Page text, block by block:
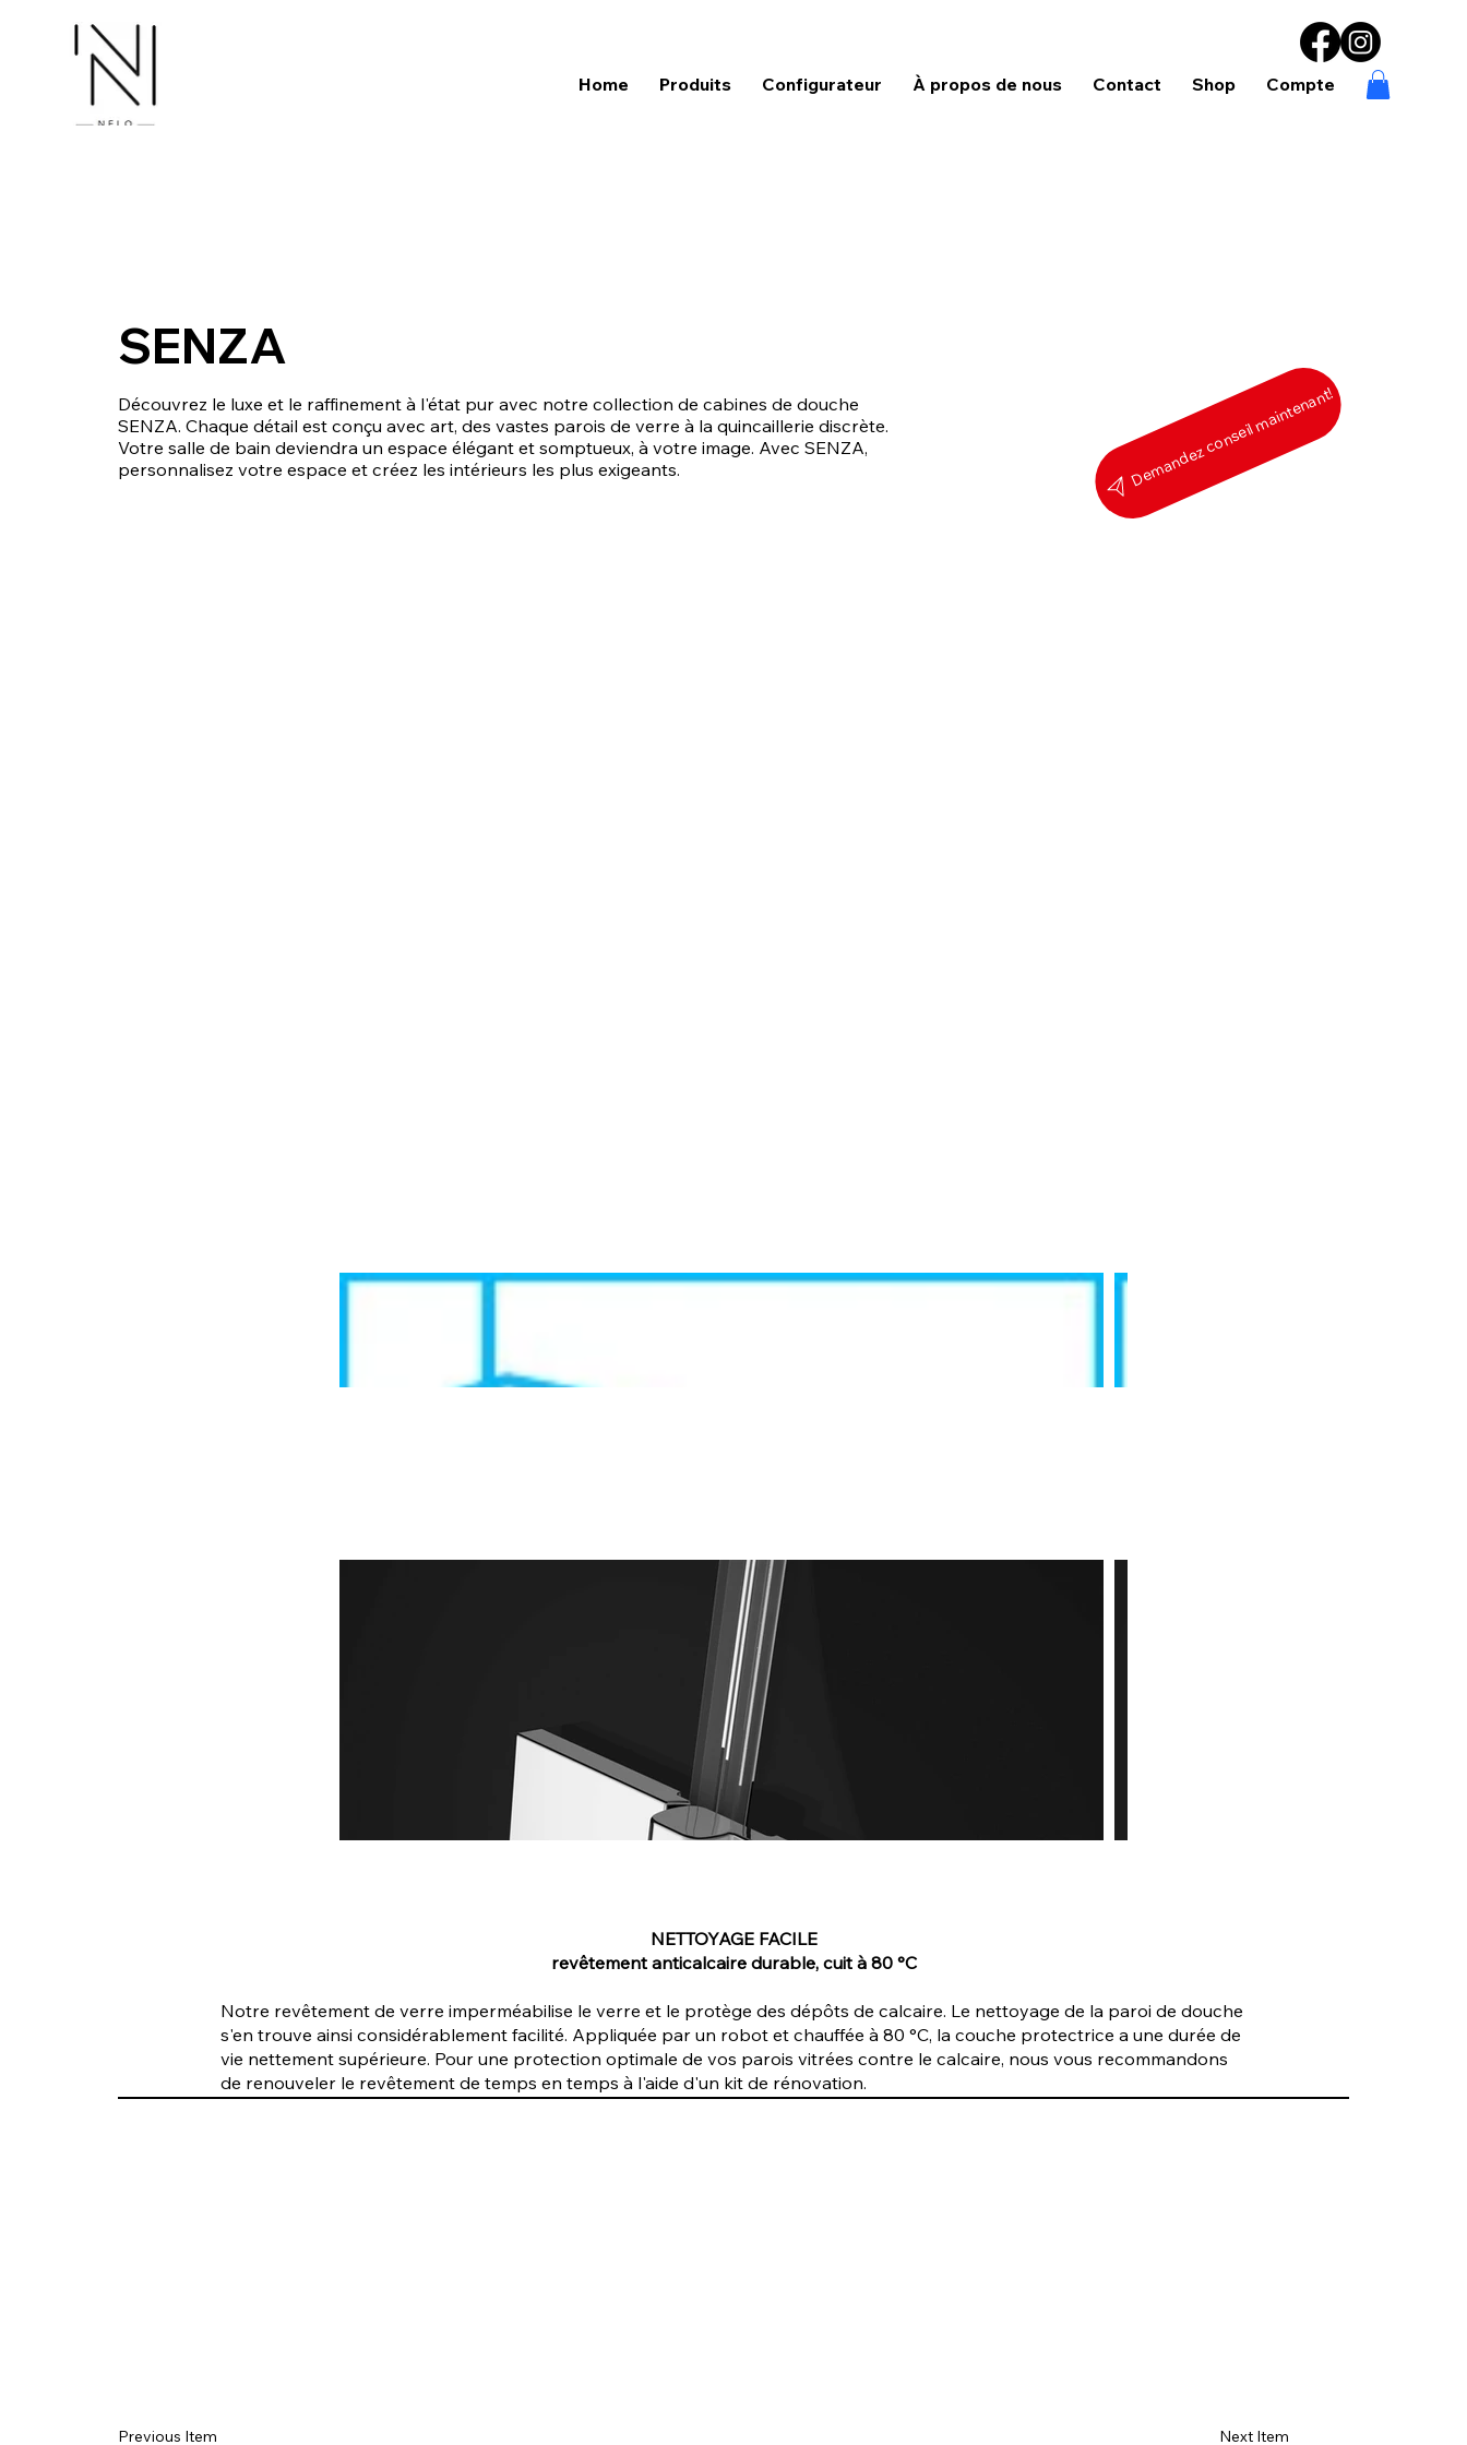
Home Produits Configurateur À propos de nous Contact Shop Compte
SENZA
Découvrez le luxe et le raffinement à l'état pur avec notre collection de cabines de douche
SENZA. Chaque détail est conçu avec art, des vastes parois de verre à la quincaillerie discrète.
Votre salle de bain deviendra un espace élégant et somptueux, à votre image. Avec SENZA,
personnalisez votre espace et créez les intérieurs les plus exigeants.
Demandez conseil maintenant!
Next Item
Previous Item
NETTOYAGE FACILE
revêtement anticalcaire durable, cuit à 80 °C
Notre revêtement de verre imperméabilise le verre et le protège des dépôts de calcaire. Le nettoyage de la paroi de douche
s'en trouve ainsi considérablement facilité. Appliquée par un robot et chauffée à 80 °C, la couche protectrice a une durée de
vie nettement supérieure. Pour une protection optimale de vos parois vitrées contre le calcaire, nous vous recommandons
de renouveler le revêtement de temps en temps à l'aide d'un kit de rénovation.